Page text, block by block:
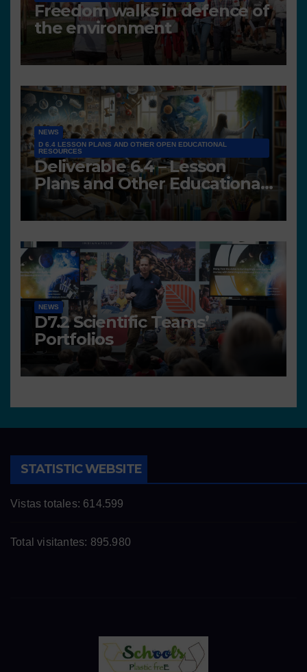
Freedom walks in defence of
the environment
NEWS
D 6.4 LESSON PLANS AND OTHER OPEN EDUCATIONAL
RESOURCES
Deliverable 6.4 – Lesson
Plans and Other Educational
resources
NEWS
D7.2 Scientific Teams’
Portfolios
STATISTIC WEBSITE
Vistas totales: 614.599
Total visitantes: 895.980